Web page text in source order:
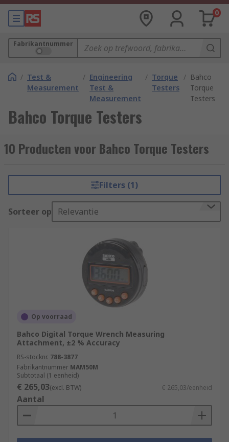
0
Fabrikantnummer
/ Test &
Measurement
/ Engineering
Test &
Measurement
/ Torque
Testers
/ Bahco
Torque
Testers
Bahco Torque Testers
10 Producten voor Bahco Torque Testers
Filters (1)
Sorteer op Relevantie
Op voorraad
Bahco Digital Torque Wrench Measuring
Attachment, ±2 % Accuracy
RS-stocknr. 788-3877
Fabrikantnummer MAM50M
Subtotaal (1 eenheid)
€ 265,03(excl. BTW) € 265,03/eenheid
Aantal